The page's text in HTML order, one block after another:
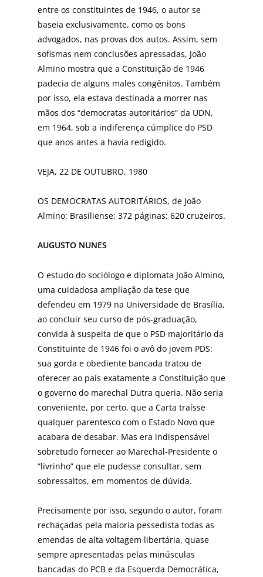
entre os constituintes de 1946, o autor se
baseia exclusivamente, como os bons
advogados, nas provas dos autos. Assim, sem
sofismas nem conclusões apressadas, João
Almino mostra que a Constituição de 1946
padecia de alguns males congênitos. Também
por isso, ela estava destinada a morrer nas
mãos dos “democratas autoritários” da UDN,
em 1964, sob a indiferença cúmplice do PSD
que anos antes a havia redigido.
VEJA, 22 DE OUTUBRO, 1980
OS DEMOCRATAS AUTORITÁRIOS, de João
Almino; Brasiliense; 372 páginas; 620 cruzeiros.
AUGUSTO NUNES
O estudo do sociólogo e diplomata João Almino,
uma cuidadosa ampliação da tese que
defendeu em 1979 na Universidade de Brasília,
ao concluir seu curso de pós-graduação,
convida à suspeita de que o PSD majoritário da
Constituinte de 1946 foi o avô do jovem PDS:
sua gorda e obediente bancada tratou de
oferecer ao país exatamente a Constituição que
o governo do marechal Dutra queria. Não seria
conveniente, por certo, que a Carta traísse
qualquer parentesco com o Estado Novo que
acabara de desabar. Mas era indispensável
sobretudo fornecer ao Marechal-Presidente o
“livrinho” que ele pudesse consultar, sem
sobressaltos, em momentos de dúvida.
Precisamente por isso, segundo o autor, foram
rechaçadas pela maioria pessedista todas as
emendas de alta voltagem libertária, quase
sempre apresentadas pelas minúsculas
bancadas do PCB e da Esquerda Democrática,